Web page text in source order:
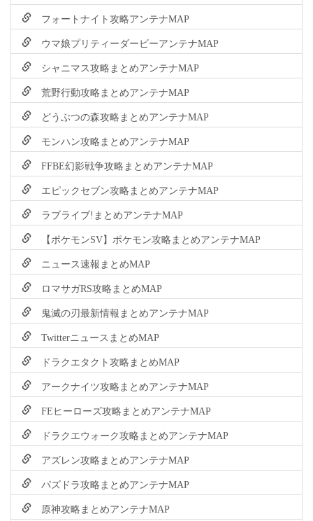
フォートナイト攻略アンテナMAP
ウマ娘プリティーダービーアンテナMAP
シャニマス攻略まとめアンテナMAP
荒野行動攻略まとめアンテナMAP
どうぶつの森攻略まとめアンテナMAP
モンハン攻略まとめアンテナMAP
FFBE幻影戦争攻略まとめアンテナMAP
エピックセブン攻略まとめアンテナMAP
ラブライブ!まとめアンテナMAP
【ポケモンSV】ポケモン攻略まとめアンテナMAP
ニュース速報まとめMAP
ロマサガRS攻略まとめMAP
鬼滅の刃最新情報まとめアンテナMAP
TwitterニュースまとめMAP
ドラクエタクト攻略まとめMAP
アークナイツ攻略まとめアンテナMAP
FEヒーローズ攻略まとめアンテナMAP
ドラクエウォーク攻略まとめアンテナMAP
アズレン攻略まとめアンテナMAP
パズドラ攻略まとめアンテナMAP
原神攻略まとめアンテナMAP